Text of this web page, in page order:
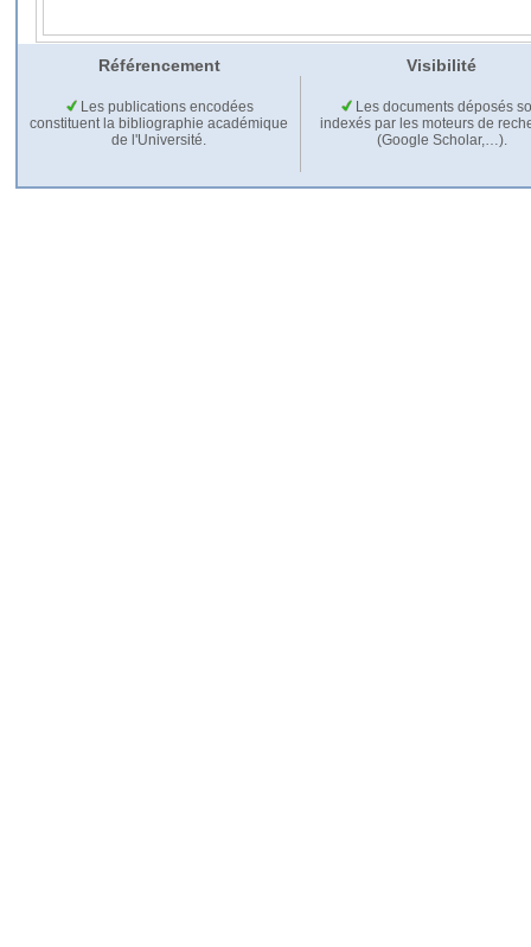
Référencement Visibilité
Les publications encodées
constituent la bibliographie académique
de l'Université.
Les documents déposés
indexés par les moteurs de
(Google Scholar,…).